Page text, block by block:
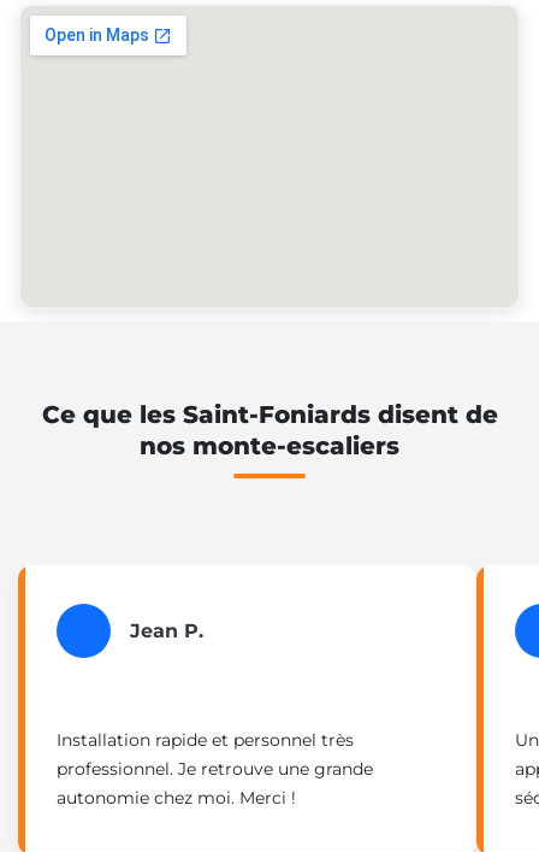
Ce que les Saint-Foniards disent de
nos monte-escaliers
Jean P.
Installation rapide et personnel très
professionnel. Je retrouve une grande
autonomie chez moi. Merci !